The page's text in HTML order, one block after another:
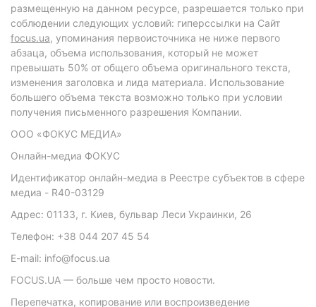
размещенную на данном ресурсе, разрешается только при
соблюдении следующих условий: гиперссылки на Сайт
focus.ua, упоминания первоисточника не ниже первого
абзаца, объема использования, который не может
превышать 50% от общего объема оригинального текста,
изменения заголовка и лида материала. Использование
большего объема текста возможно только при условии
получения письменного разрешения Компании.
ООО «ФОКУС МЕДИА»
Онлайн-медиа ФОКУС
Идентификатор онлайн-медиа в Реестре субъектов в сфере
медиа - R40-03129
Адрес: 01133, г. Киев, бульвар Леси Украинки, 26
Телефон: +38 044 207 45 54
E-mail: info@focus.ua
FOCUS.UA — больше чем просто новости.
Перепечатка, копирование или воспроизведение